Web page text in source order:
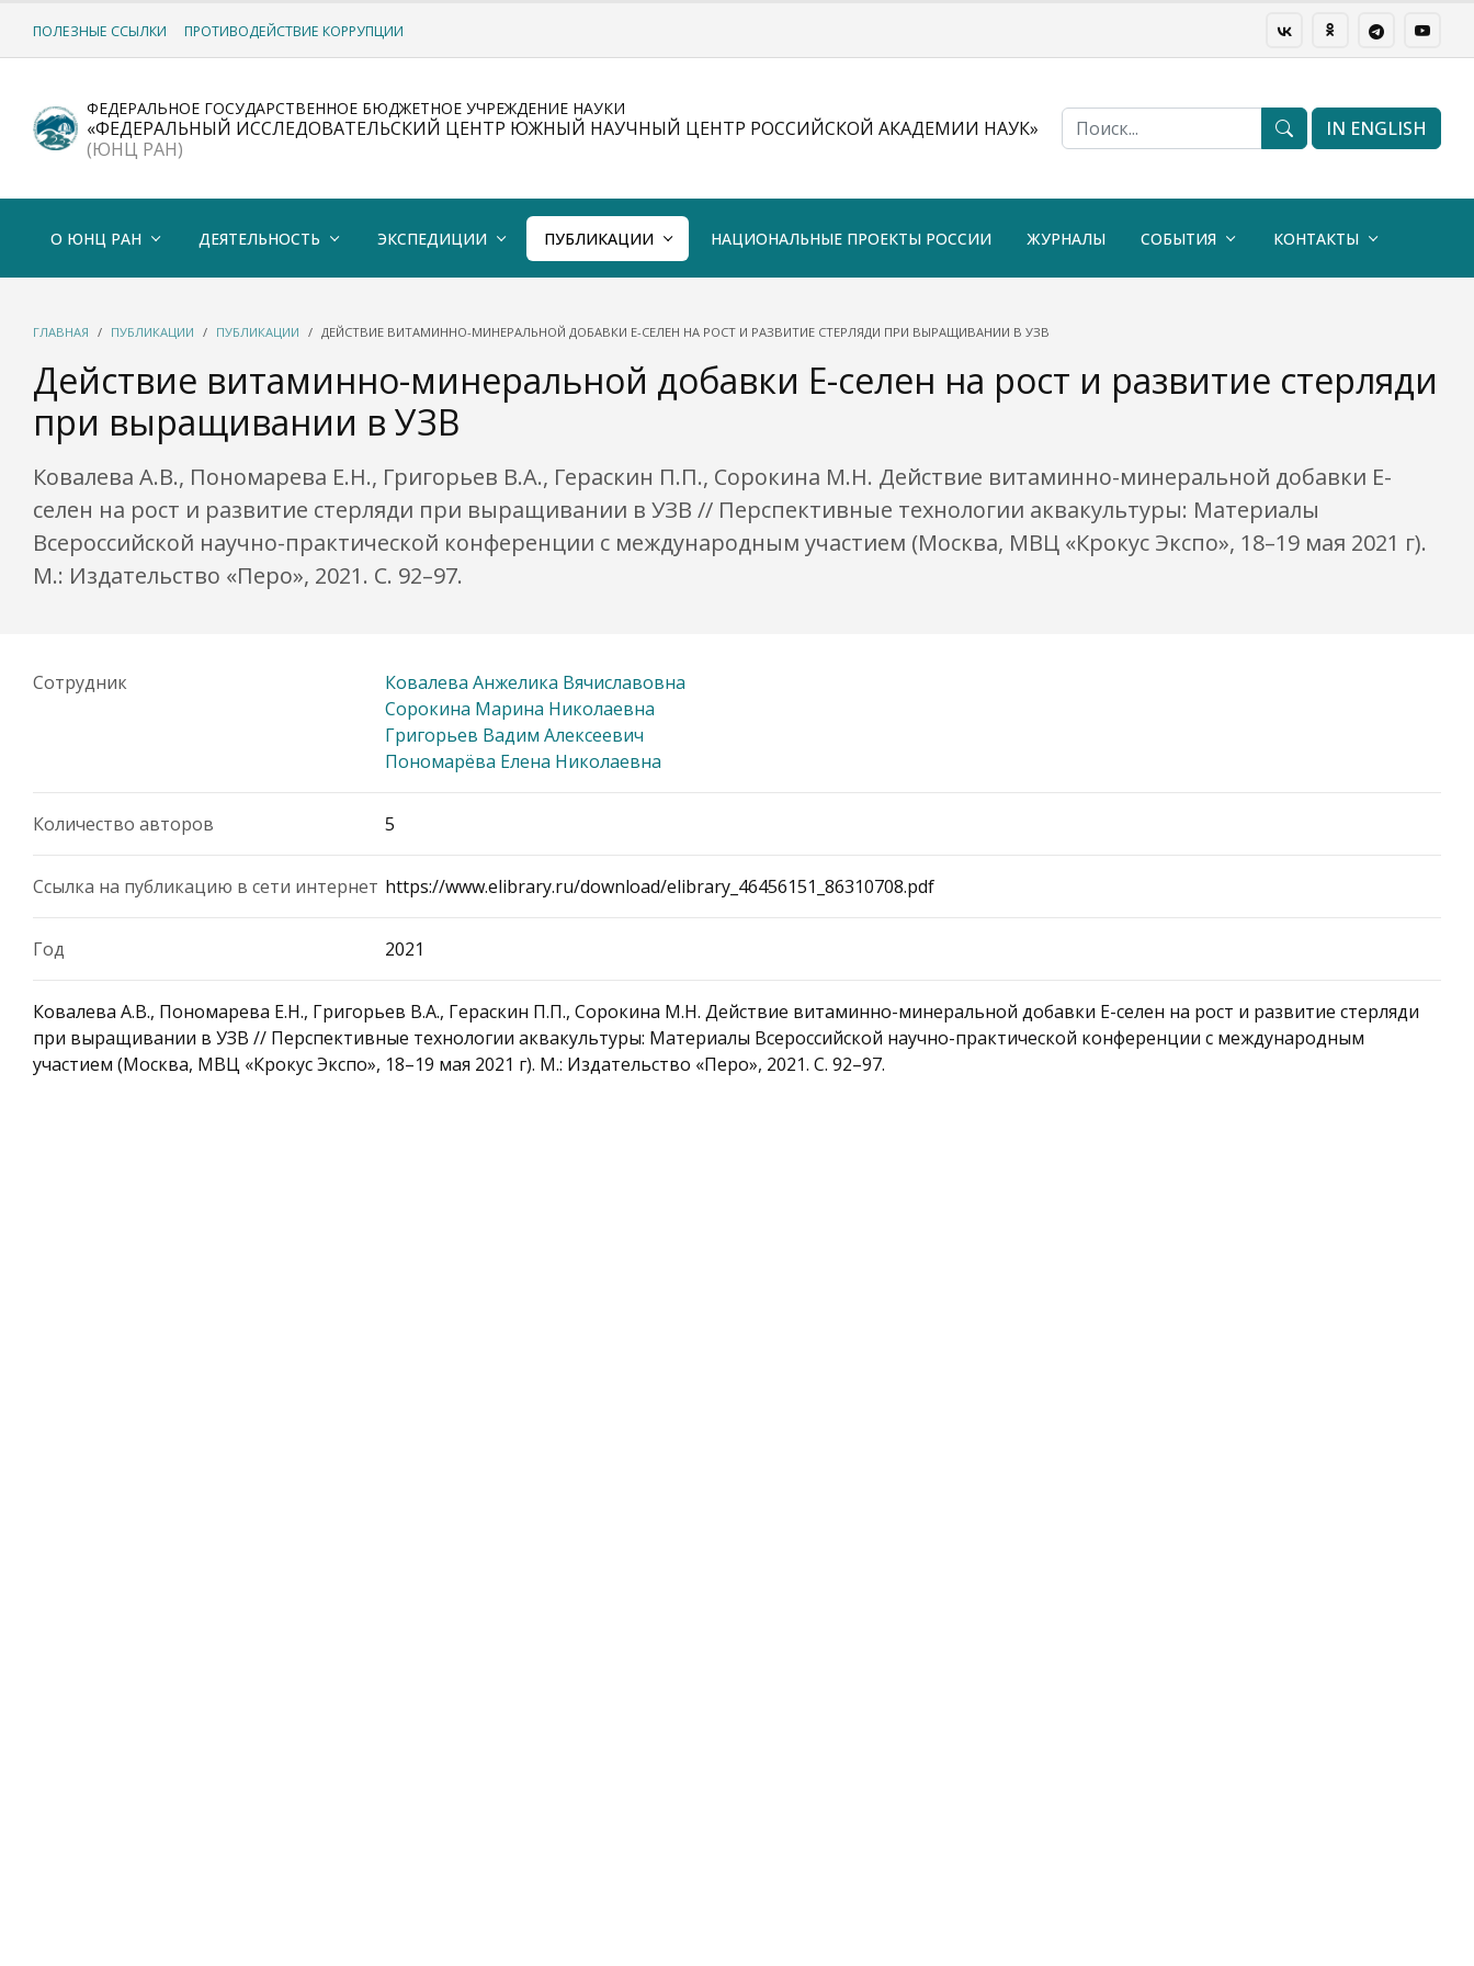
ПОЛЕЗНЫЕ ССЫЛКИ ПРОТИВОДЕЙСТВИЕ КОРРУПЦИИ
ФЕДЕРАЛЬНОЕ ГОСУДАРСТВЕННОЕ БЮДЖЕТНОЕ УЧРЕЖДЕНИЕ НАУКИ
«ФЕДЕРАЛЬНЫЙ ИССЛЕДОВАТЕЛЬСКИЙ ЦЕНТР ЮЖНЫЙ НАУЧНЫЙ ЦЕНТР РОССИЙСКОЙ АКАДЕМИИ НАУК»
(ЮНЦ РАН)
IN ENGLISH
О ЮНЦ РАН ДЕЯТЕЛЬНОСТЬ ЭКСПЕДИЦИИ ПУБЛИКАЦИИ НАЦИОНАЛЬНЫЕ ПРОЕКТЫ РОССИИ ЖУРНАЛЫ СОБЫТИЯ КОНТАКТЫ
ГЛАВНАЯ ПУБЛИКАЦИИ ПУБЛИКАЦИИ ДЕЙСТВИЕ ВИТАМИННО-МИНЕРАЛЬНОЙ ДОБАВКИ Е-СЕЛЕН НА РОСТ И РАЗВИТИЕ СТЕРЛЯДИ ПРИ ВЫРАЩИВАНИИ В УЗВ
Действие витаминно-минеральной добавки Е-селен на рост и развитие стерляди
при выращивании в УЗВ
Ковалева А.В., Пономарева Е.Н., Григорьев В.А., Гераскин П.П., Сорокина М.Н. Действие витаминно-минеральной добавки Е-
селен на рост и развитие стерляди при выращивании в УЗВ // Перспективные технологии аквакультуры: Материалы
Всероссийской научно-практической конференции с международным участием (Москва, МВЦ «Крокус Экспо», 18–19 мая 2021 г).
М.: Издательство «Перо», 2021. С. 92–97.
Сотрудник
Ковалева Анжелика Вячиславовна
Сорокина Марина Николаевна
Григорьев Вадим Алексеевич
Пономарёва Елена Николаевна
Количество авторов 5
Ссылка на публикацию в сети интернет https://www.elibrary.ru/download/elibrary_46456151_86310708.pdf
Год 2021
Ковалева А.В., Пономарева Е.Н., Григорьев В.А., Гераскин П.П., Сорокина М.Н. Действие витаминно-минеральной добавки Е-селен на рост и развитие стерляди
при выращивании в УЗВ // Перспективные технологии аквакультуры: Материалы Всероссийской научно-практической конференции с международным
участием (Москва, МВЦ «Крокус Экспо», 18–19 мая 2021 г). М.: Издательство «Перо», 2021. С. 92–97.